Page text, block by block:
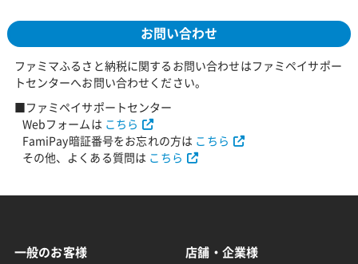
お問い合わせ
ファミマふるさと納税に関するお問い合わせはファミペイサポー
トセンターへお問い合わせください。
■ファミペイサポートセンター
Webフォームは こちら
FamiPay暗証番号をお忘れの方は こちら
その他、よくある質問は こちら
一般のお客様 店舗・企業様